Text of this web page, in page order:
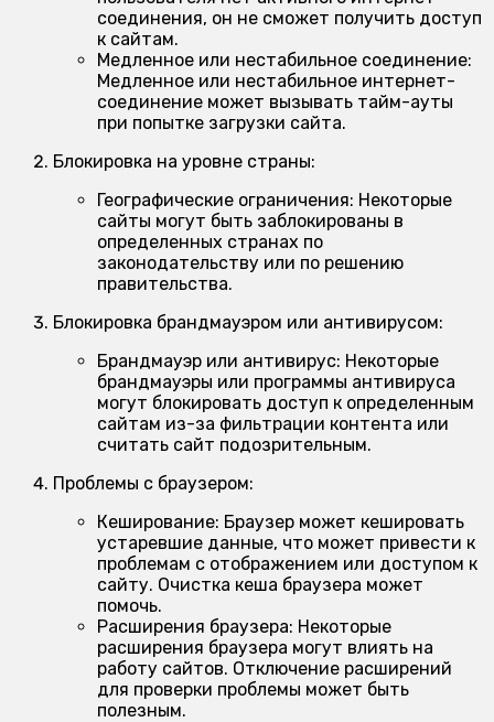
соединения, он не сможет получить доступ
к сайтам.
Медленное или нестабильное соединение:
Медленное или нестабильное интернет-
соединение может вызывать тайм-ауты
при попытке загрузки сайта.
Блокировка на уровне страны:
Географические ограничения: Некоторые
сайты могут быть заблокированы в
определенных странах по
законодательству или по решению
правительства.
Блокировка брандмауэром или антивирусом:
Брандмауэр или антивирус: Некоторые
брандмауэры или программы антивируса
могут блокировать доступ к определенным
сайтам из-за фильтрации контента или
считать сайт подозрительным.
Проблемы с браузером:
Кеширование: Браузер может кешировать
устаревшие данные, что может привести к
проблемам с отображением или доступом к
сайту. Очистка кеша браузера может
помочь.
Расширения браузера: Некоторые
расширения браузера могут влиять на
работу сайтов. Отключение расширений
для проверки проблемы может быть
полезным.